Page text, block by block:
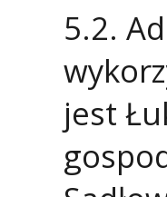
5.2.
jest